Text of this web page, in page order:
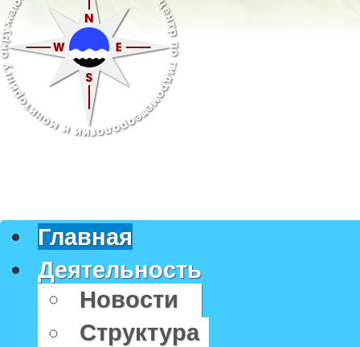
Главная
Деятельность
Новости
Структура